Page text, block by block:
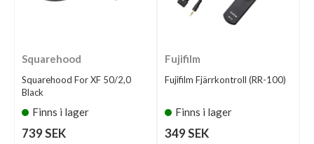
Squarehood
Squarehood For XF 50/2,0
Black
Finns i lager
739 SEK
Fujifilm
Fujifilm Fjärrkontroll (RR-100)
Finns i lager
349 SEK